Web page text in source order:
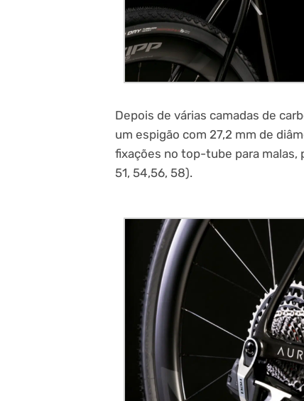
Depois de várias camadas de
um espigão com 27,2 mm de
fixações no top-tube para malas,
51, 54,56, 58).